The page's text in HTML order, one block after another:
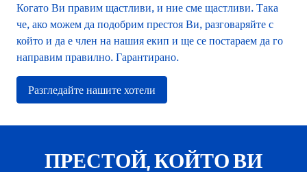
Когато Ви правим щастливи, и ние сме щастливи. Така
че, ако можем да подобрим престоя Ви, разговаряйте с
който и да е член на нашия екип и ще се постараем да го
направим правилно. Гарантирано.
Разгледайте нашите хотели
ПРЕСТОЙ, КОЙТО ВИ